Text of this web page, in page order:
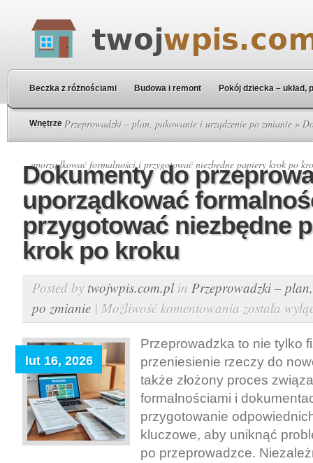
Beczka z różnościami Budowa i remont Pokój dziecka – układ,
Wnętrze
Home»Przeprowadzki – plan, pakowanie i urządzenie po zmianie »
uporządkować formalności i przygotować niezbędne papiery krok po
Dokumenty do
uporządkować
przygotować niezbędne
krok po kroku
Posted by twojwpis.com.plin Przeprowadzki –
po zmianie | Możliwość komentowania Dokumenty
do
przeprowadzki:
uporządkować
i
przygotować
niezbędne
papiery
została
lut 16, 2026
Przeprowadzka to nie tylko
przeniesienie rzeczy do
także złożony proces
formalnościami i
przygotowanie
kluczowe, aby uniknąć
po przeprowadzce.